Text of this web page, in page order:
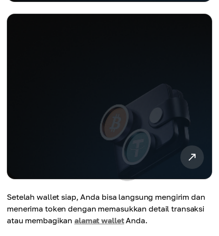
Setelah wallet siap, Anda bisa langsung mengirim dan
menerima token dengan memasukkan detail transaksi
atau membagikanalamat walletAnda.